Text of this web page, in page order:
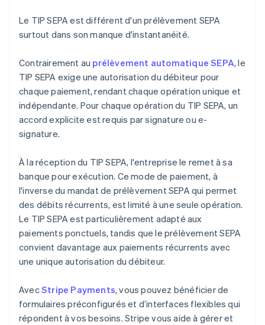
Le TIP SEPA est différent d'un prélèvement SEPA
surtout dans son manque d'instantanéité.
Contrairement au prélèvement automatique SEPA, le
TIP SEPA exige une autorisation du débiteur pour
chaque paiement, rendant chaque opération unique et
indépendante. Pour chaque opération du TIP SEPA, un
accord explicite est requis par signature ou e-
signature.
À la réception du TIP SEPA, l'entreprise le remet à sa
banque pour exécution. Ce mode de paiement, à
l'inverse du mandat de prélèvement SEPA qui permet
des débits récurrents, est limité à une seule opération.
Le TIP SEPA est particulièrement adapté aux
paiements ponctuels, tandis que le prélèvement SEPA
convient davantage aux paiements récurrents avec
une unique autorisation du débiteur.
AvecStripe Payments, vous pouvez bénéficier de
formulaires préconfigurés et d’interfaces flexibles qui
répondent à vos besoins. Stripe vous aide à gérer et